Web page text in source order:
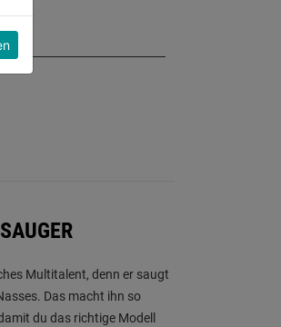
Multitalent, denn er saugt
Das macht ihn so
du das richtige Modell